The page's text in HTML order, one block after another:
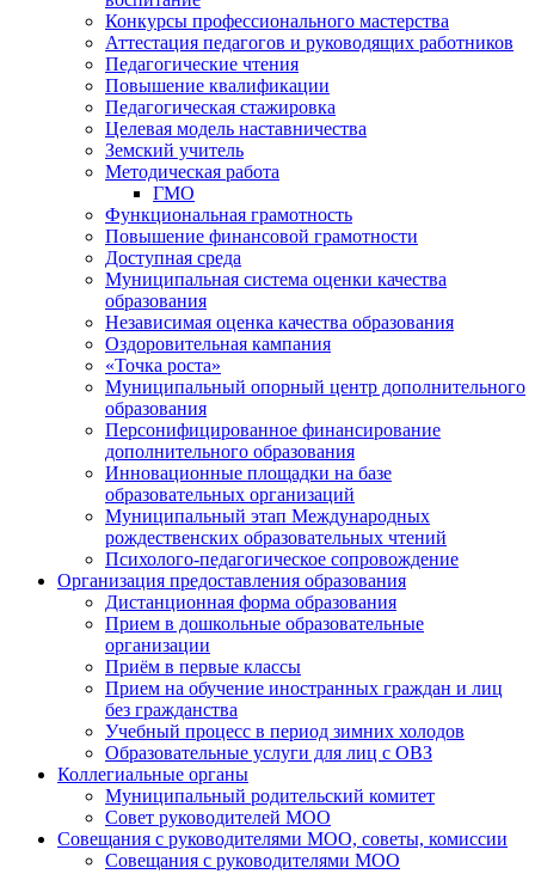
Конкурсы профессионального мастерства
Аттестация педагогов и руководящих работников
Педагогические чтения
Повышение квалификации
Педагогическая стажировка
Целевая модель наставничества
Земский учитель
Методическая работа
ГМО
Функциональная грамотность
Повышение финансовой грамотности
Доступная среда
Муниципальная система оценки качества
образования
Независимая оценка качества образования
Оздоровительная кампания
«Точка роста»
Муниципальный опорный центр дополнительного
образования
Персонифицированное финансирование
дополнительного образования
Инновационные площадки на базе
образовательных организаций
Муниципальный этап Международных
рождественских образовательных чтений
Психолого-педагогическое сопровождение
Организация предоставления образования
Дистанционная форма образования
Прием в дошкольные образовательные
организации
Приём в первые классы
Прием на обучение иностранных граждан и лиц
без гражданства
Учебный процесс в период зимних холодов
Образовательные услуги для лиц с ОВЗ
Коллегиальные органы
Муниципальный родительский комитет
Совет руководителей МОО
Совещания с руководителями МОО, советы, комиссии
Совещания с руководителями МОО